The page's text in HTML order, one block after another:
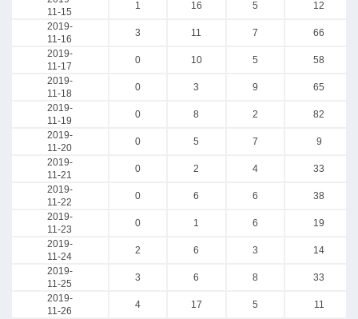
11-15
1 16 5
12
2019-
11-16
3 11 7
66
2019-
11-17
0 10 5
58
2019-
11-18
0 3 9
65
2019-
11-19
0 8 2
82
2019-
11-20
0 5 7
9
2019-
11-21
0 2 4
33
2019-
11-22
0 6 6
38
2019-
11-23
0 1 6
19
2019-
11-24
2 6 3
14
2019-
11-25
3 6 8
33
2019-
11-26
4 17 5
11